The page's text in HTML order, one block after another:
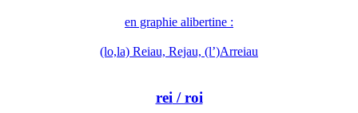
en graphie alibertine :
(lo,la) Reiau, Rejau, (l’)Arreiau
rei / roi